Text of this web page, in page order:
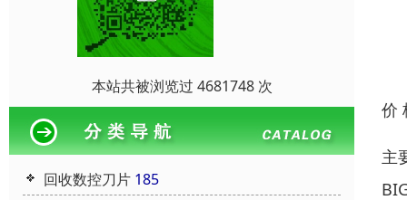
本站共被浏览过 4681748 次
回收数控刀片 185
价
主